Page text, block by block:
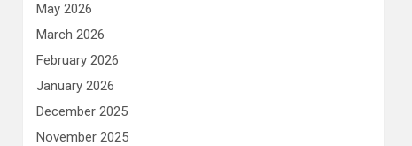
May 2026
March 2026
February 2026
January 2026
December 2025
November 2025